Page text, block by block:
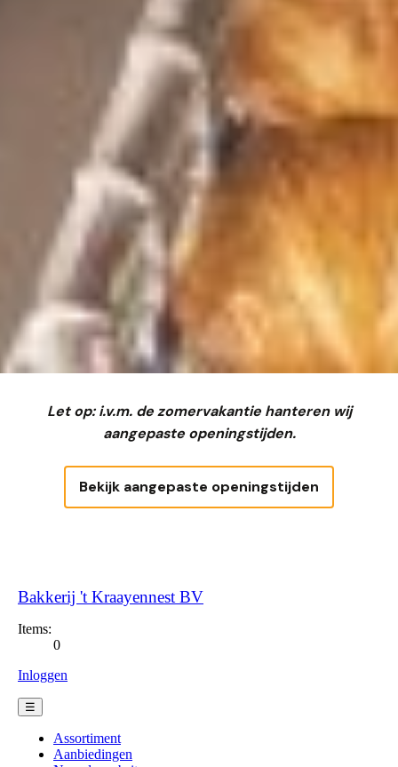
Let op: i.v.m. de zomervakantie hanteren wij
aangepaste openingstijden.
Bekijk aangepaste openingstijden